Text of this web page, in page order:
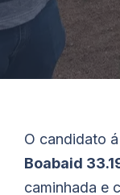
O candidato á
Boabaid
caminhada e